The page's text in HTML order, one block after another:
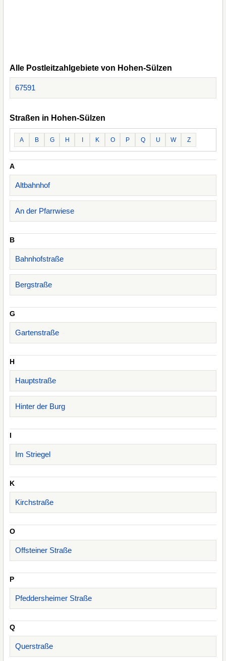
Alle Postleitzahlgebiete von Hohen-Sülzen
67591
Straßen in Hohen-Sülzen
A B G H K O P Q U W Z
A
Altbahnhof
An der Pfarrwiese
B
Bahnhofstraße
Bergstraße
G
Gartenstraße
H
Hauptstraße
Hinter der Burg
I
Im Striegel
K
Kirchstraße
O
Offsteiner Straße
P
Pfeddersheimer Straße
Q
Querstraße